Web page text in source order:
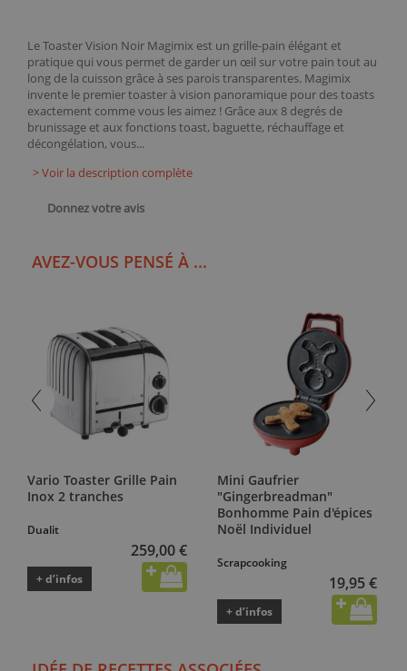
Le Toaster Vision Noir Magimix est un grille-pain élégant et
pratique qui vous permet de garder un œil sur votre pain tout au
long de la cuisson grâce à ses parois transparentes. Magimix
invente le premier toaster à vision panoramique pour des toasts
exactement comme vous les aimez ! Grâce aux 8 degrés de
brunissage et aux fonctions toast, baguette, réchauffage et
décongélation, vous...
> Voir la description complète
Donnez votre avis
AVEZ-VOUS PENSÉ À ...
Vario Toaster Grille Pain
Inox 2 tranches
Dualit
259,00 €
+ d’infos
Mini Gaufrier
"Gingerbreadman"
Bonhomme Pain d'épices
Noël Individuel
Scrapcooking
19,95 €
+ d’infos